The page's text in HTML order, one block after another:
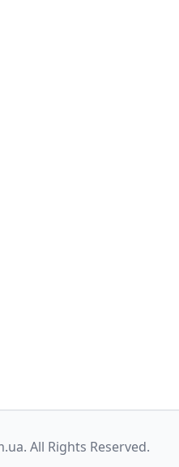
All Rights Reserved.